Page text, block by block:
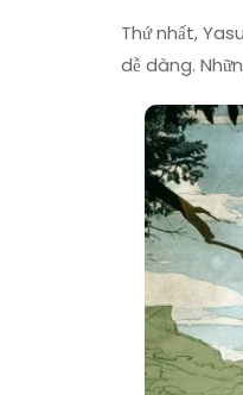
Thứ nhất,
dễ dàng.